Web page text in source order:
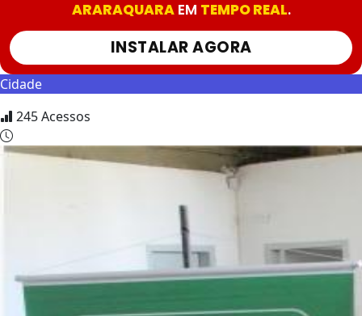
ARARAQUARAEM TEMPO REAL.
INSTALAR AGORA
Cidade
245Acessos